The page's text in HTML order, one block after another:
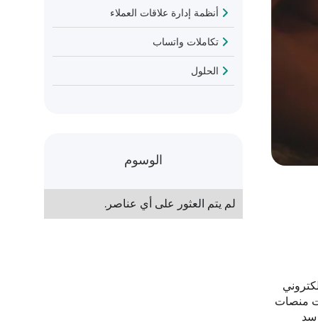
منصات
سد
أنظمة إدارة علاقات العملاء
تكاملات واتساب
الحلول
الوسوم
لم يتم العثور على أي عناصر.